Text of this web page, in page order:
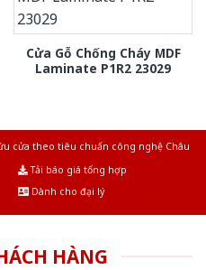
Cửa Gỗ Chống Cháy MDF
Laminate P1R2 23029
cửa theo tiêu chuẩn công nghệ Châu
Tải báo giá tổng hợp
Dành cho đại lý
HÀNG